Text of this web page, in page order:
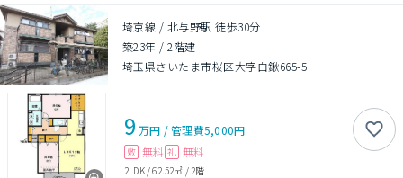
埼京線 / 北与野駅 徒歩30分
築23年 /2階建
埼玉県さいたま市桜区大字白鍬665-5
9 万円 /管理費5,000円
敷 無料 礼 無料
2LDK/62.52㎡ / 2階